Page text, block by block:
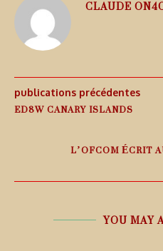
CLAUDE
publications précédentes
ED8W CANARY ISLANDS
L’OFCOM ÉCRIT
YOU MAY